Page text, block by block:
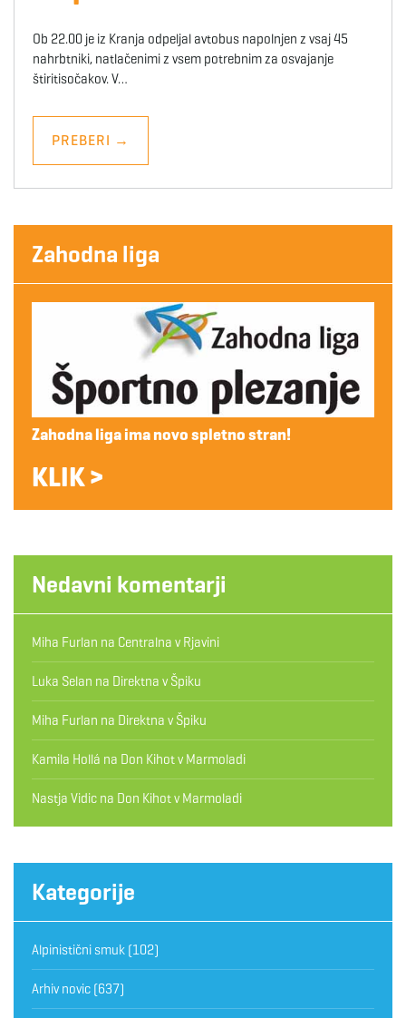
Ob 22.00 je iz Kranja odpeljal avtobus napolnjen z vsaj 45
nahrbtniki, natlačenimi z vsem potrebnim za osvajanje
štiritisočakov. V…
PREBERI →
Zahodna liga
Zahodna liga ima novo spletno stran!
KLIK >
Nedavni komentarji
Miha Furlan na Centralna v Rjavini
Luka Selan na Direktna v Špiku
Miha Furlan na Direktna v Špiku
Kamila Hollá na Don Kihot v Marmoladi
Nastja Vidic na Don Kihot v Marmoladi
Kategorije
Alpinistični smuk (102)
Arhiv novic (637)